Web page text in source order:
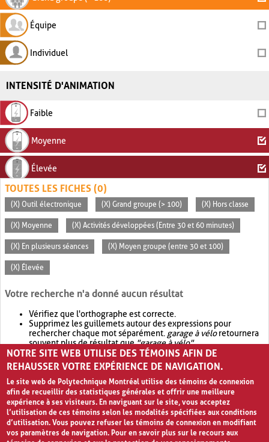
Équipe
Individuel
INTENSITÉ D'ANIMATION
Faible
Moyenne
Élevée
TOUTES LES FICHES (0)
(X) Outil électronique (X) Grand groupe (> 100) (X) Hors classe
(X) Moyenne (X) Activités développées (Entre 30 et 60 minutes)
(X) En plusieurs séances (X) Moyen groupe (entre 30 et 100)
(X) Élevée
Votre recherche n'a donné aucun résultat
Vérifiez que l'orthographe est correcte.
Supprimez les guillemets autour des expressions pour
rechercher chaque mot séparément. garage à véloretournera
souvent plus de résultat que"garage à vélo".
Envisagez d'élargir votre recherche avec OR.garage OR vélo
retournera souvent plus de résultat quegarage à vélo
NOTRE SITE WEB UTILISE DES TÉMOINS AFIN DE
REHAUSSER VOTRE EXPÉRIENCE DE NAVIGATION.
Le site web de Polytechnique Montréal utilise des témoins de connexion
afin de recueillir des statistiques générales et offrir une meilleure
expérience à ses visiteurs. En naviguant sur le site, vous acceptez
l’utilisation de ces témoins selon les modalités spécifiées aux conditions
d’utilisation. Vous pouvez refuser les témoins de connexion en modifiant
vos paramètres de navigation. Pour en savoir plus sur le recours aux